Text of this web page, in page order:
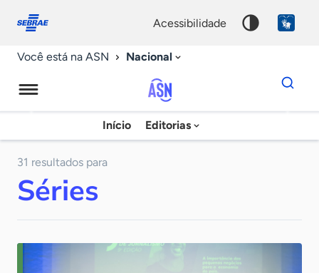
conosco
acessibilidade
Você está na ASN Nacional
Agência
Sebrae
Início Editorias
Dados
para
chave
31 resultados para
Séries